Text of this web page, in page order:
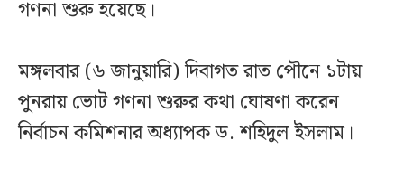
গণনা শুরু হয়েছে।
মঙ্গলবার (৬ জানুয়ারি) দিবাগত রাত পৌনে ১টায়
পুনরায় ভোট গণনা শুরুর কথা ঘোষণা করেন
নির্বাচন কমিশনার অধ্যাপক ড. শহিদুল ইসলাম।